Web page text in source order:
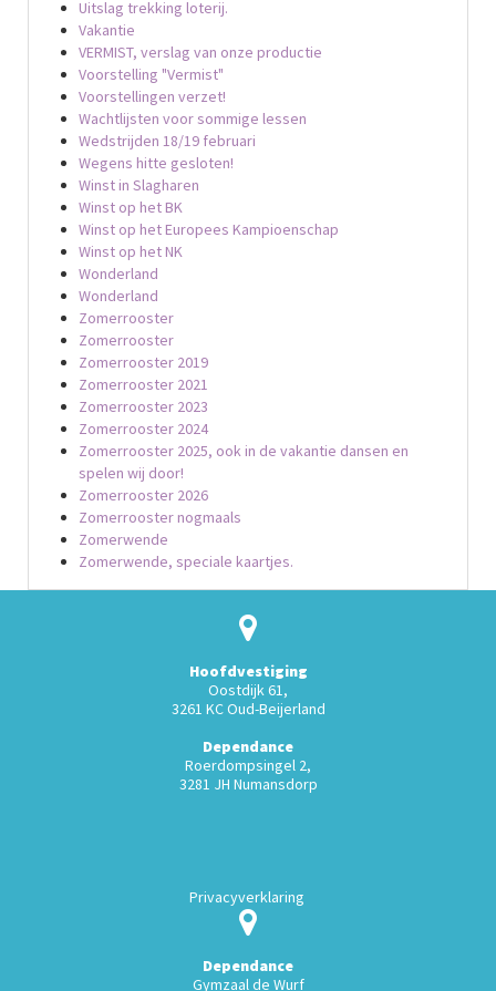
Uitslag trekking loterij.
Vakantie
VERMIST, verslag van onze productie
Voorstelling "Vermist"
Voorstellingen verzet!
Wachtlijsten voor sommige lessen
Wedstrijden 18/19 februari
Wegens hitte gesloten!
Winst in Slagharen
Winst op het BK
Winst op het Europees Kampioenschap
Winst op het NK
Wonderland
Wonderland
Zomerrooster
Zomerrooster
Zomerrooster 2019
Zomerrooster 2021
Zomerrooster 2023
Zomerrooster 2024
Zomerrooster 2025, ook in de vakantie dansen en
spelen wij door!
Zomerrooster 2026
Zomerrooster nogmaals
Zomerwende
Zomerwende, speciale kaartjes.
Hoofdvestiging
Oostdijk 61,
3261 KC Oud-Beijerland
Dependance
Roerdompsingel 2,
3281 JH Numansdorp
Privacyverklaring
Dependance
Gymzaal de Wurf